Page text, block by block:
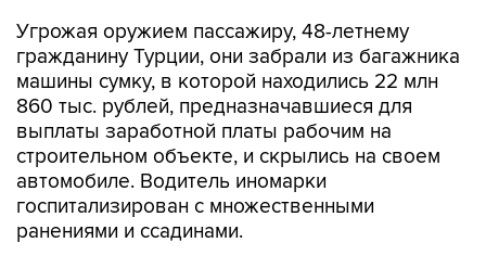
машины сумку, в которой находились 22 млн
860 тыс. рублей, предназначавшиеся для
выплаты заработной платы рабочим на
строительном объекте, и скрылись на своем
автомобиле. Водитель иномарки
госпитализирован с множественными
ранениями и ссадинами.
Возбуждено уголовное дело по статье